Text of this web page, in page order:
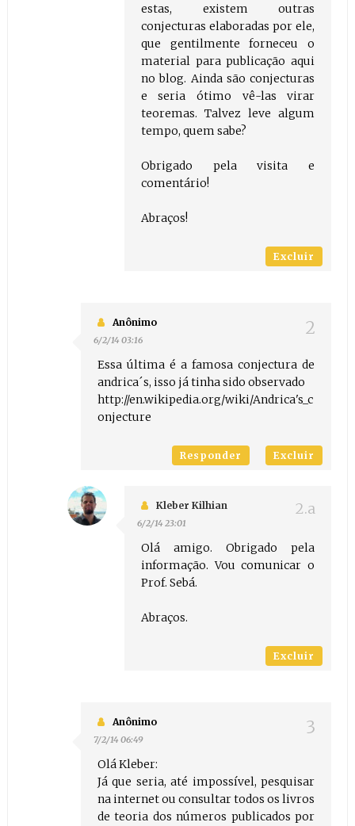
estas, existem outras
conjecturas elaboradas por ele,
que gentilmente forneceu o
material para publicação aqui
no blog. Ainda são conjecturas
e seria ótimo vê-las virar
teoremas. Talvez leve algum
tempo, quem sabe?
Obrigado pela visita e
comentário!
Abraços!
Excluir
Anônimo
6/2/14 03:16
Essa última é a famosa conjectura de
andrica´s, isso já tinha sido observado
http://en.wikipedia.org/wiki/Andrica's_c
onjecture
Responder Excluir
Kleber Kilhian
6/2/14 23:01
Olá amigo. Obrigado pela
informação. Vou comunicar o
Prof. Sebá.
Abraços.
Excluir
Anônimo
7/2/14 06:49
Olá Kleber:
Já que seria, até impossível, pesquisar
na internet ou consultar todos os livros
de teoria dos números publicados por